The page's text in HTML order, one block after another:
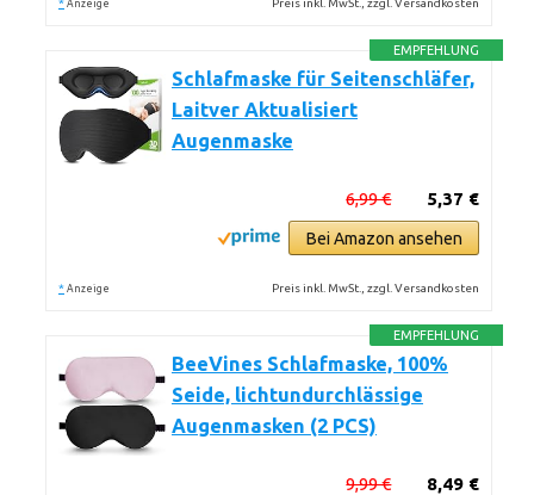
* Anzeige Preis inkl. MwSt., zzgl. Versandkosten
EMPFEHLUNG
Schlafmaske für Seitenschläfer,
Laitver Aktualisiert
Augenmaske
5,37 €
6,99 €
Bei Amazon ansehen
* Anzeige Preis inkl. MwSt., zzgl. Versandkosten
EMPFEHLUNG
BeeVines Schlafmaske, 100%
Seide, lichtundurchlässige
Augenmasken (2 PCS)
8,49 €
9,99 €